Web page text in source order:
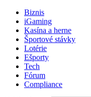
Biznis
iGaming
Kasína a herne
Športové stávky
Lotérie
Ešporty
Tech
Fórum
Compliance